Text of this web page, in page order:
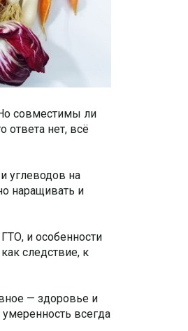
совместимы ли
ответа нет, всё
углеводов на
наращивать и
и особенности
следствие, к
— здоровье и
умеренность всегда